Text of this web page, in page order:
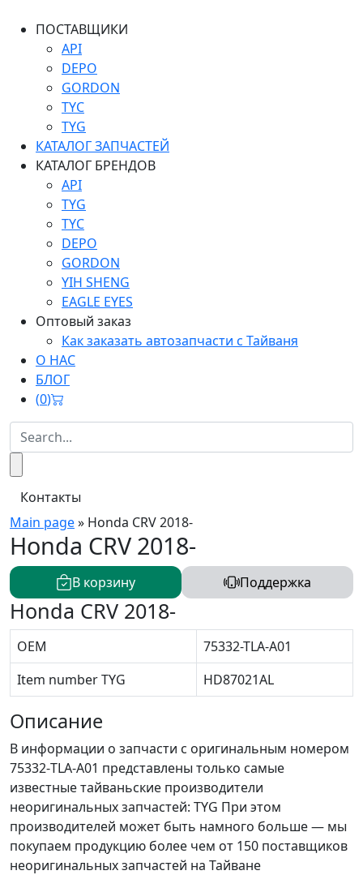
ПОСТАВЩИКИ
API
DEPO
GORDON
TYC
TYG
КАТАЛОГ ЗАПЧАСТЕЙ
КАТАЛОГ БРЕНДОВ
API
TYG
TYC
DEPO
GORDON
YIH SHENG
EAGLE EYES
Оптовый заказ
Как заказать автозапчасти с Тайваня
О НАС
БЛОГ
(0)
Контакты
Main page» Honda CRV 2018-
Honda CRV 2018-
В корзину Поддержка
Honda CRV 2018-
OEM
75332-TLA-A01
Item number TYG
HD87021AL
Описание
В информации о запчасти с оригинальным номером
75332-TLA-A01 представлены только самые
известные тайваньские производители
неоригинальных запчастей: TYG При этом
производителей может быть намного больше — мы
покупаем продукцию более чем от 150 поставщиков
неоригинальных запчастей на Тайване